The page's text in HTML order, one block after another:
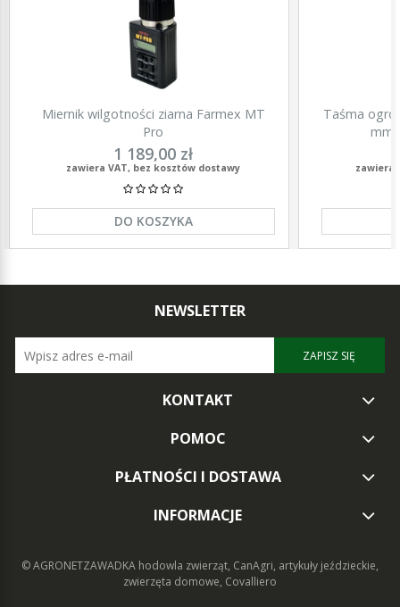
Miernik wilgotności ziarna Farmex MT
Pro
1 189,00 zł
zawiera VAT, bez kosztów dostawy
DO KOSZYKA
Taśma
mm,
zawiera
NEWSLETTER
ZAPISZ SIĘ
KONTAKT
POMOC
PŁATNOŚCI I DOSTAWA
INFORMACJE
© AGRONETZAWADKA hodowla zwierząt, CanAgri, artykuły jeździeckie,
zwierzęta domowe, Covalliero